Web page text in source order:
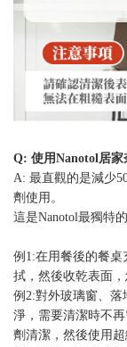
Q: 使用Nanotol居
A: 最直觀的是減少
劑使用。
這是Nanotol最獨特
例1:在用餐後的餐
拭，然後收乾表面，
例2:對外玻璃窗、
淨，需要清潔時不
劑清潔，然後使用超